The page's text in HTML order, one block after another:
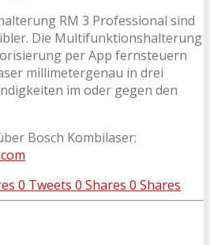
RM 3 Professional sind
Die Multifunktionshalterung
per App fernsteuern
millimetergenau in drei
im oder gegen den
Bosch Kombilaser:
0 Tweets 0 Shares 0 Shares